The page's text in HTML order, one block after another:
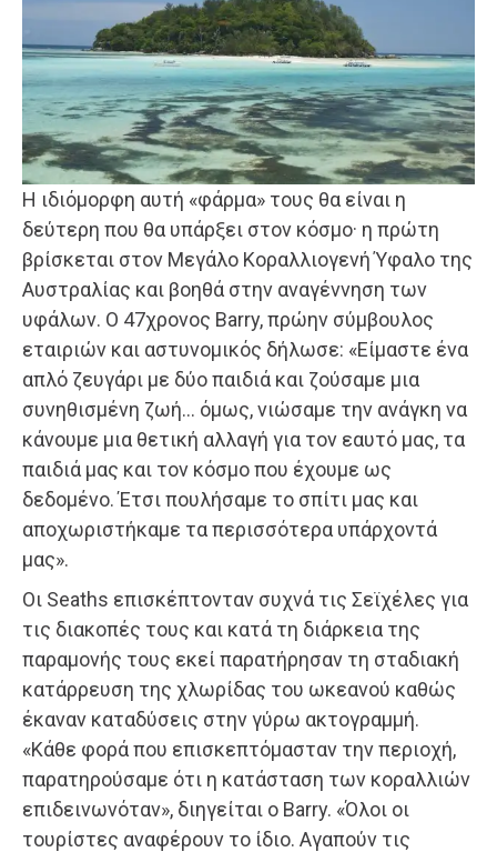
Η ιδιόμορφη αυτή «φάρμα» τους θα είναι η
δεύτερη που θα υπάρξει στον κόσμο· η πρώτη
βρίσκεται στον Μεγάλο Κοραλλιογενή Ύφαλο της
Αυστραλίας και βοηθά στην αναγέννηση των
υφάλων. Ο 47χρονος Barry, πρώην σύμβουλος
εταιριών και αστυνομικός δήλωσε: «Είμαστε ένα
απλό ζευγάρι με δύο παιδιά και ζούσαμε μια
συνηθισμένη ζωή… όμως, νιώσαμε την ανάγκη να
κάνουμε μια θετική αλλαγή για τον εαυτό μας, τα
παιδιά μας και τον κόσμο που έχουμε ως
δεδομένο. Έτσι πουλήσαμε το σπίτι μας και
αποχωριστήκαμε τα περισσότερα υπάρχοντά
μας».
Οι Seaths επισκέπτονταν συχνά τις Σεϊχέλες για
τις διακοπές τους και κατά τη διάρκεια της
παραμονής τους εκεί παρατήρησαν τη σταδιακή
κατάρρευση της χλωρίδας του ωκεανού καθώς
έκαναν καταδύσεις στην γύρω ακτογραμμή.
«Κάθε φορά που επισκεπτόμασταν την περιοχή,
παρατηρούσαμε ότι η κατάσταση των κοραλλιών
επιδεινωνόταν», διηγείται ο Barry. «Όλοι οι
τουρίστες αναφέρουν το ίδιο. Αγαπούν τις